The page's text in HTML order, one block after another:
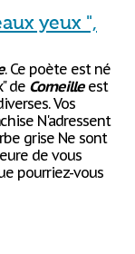
yeux ",
. Ce poète est né
de Corneilleest
Vos
N'adressent
grise Ne sont
de vous
pourriez-vous